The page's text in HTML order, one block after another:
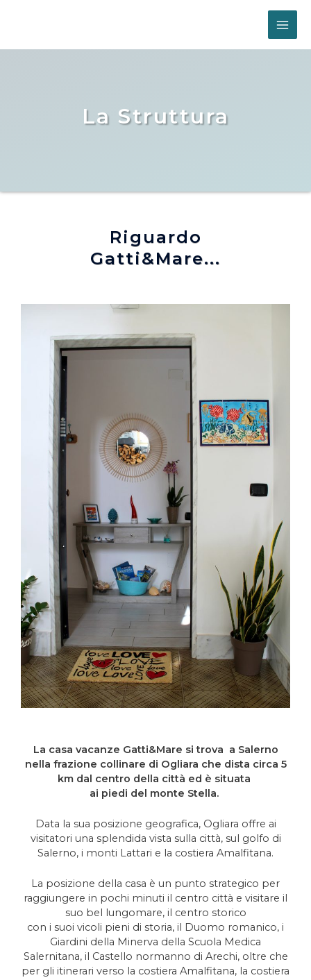
La Struttura
Riguardo
Gatti&Mare...
La casa vacanze Gatti&Mare si trova a Salerno
nella frazione collinare di Ogliara che dista circa 5
km dal centro della città ed è situata
ai piedi del monte Stella.
Data la sua posizione geografica, Ogliara offre ai
visitatori una splendida vista sulla città, sul golfo di
Salerno, i monti Lattari e la costiera Amalfitana.
La posizione della casa è un punto strategico per
raggiungere in pochi minuti il centro città e visitare il
suo bel lungomare, il centro storico
con i suoi vicoli pieni di storia, il Duomo romanico, i
Giardini della Minerva della Scuola Medica
Salernitana, il Castello normanno di Arechi, oltre che
per gli itinerari verso la costiera Amalfitana, la costiera